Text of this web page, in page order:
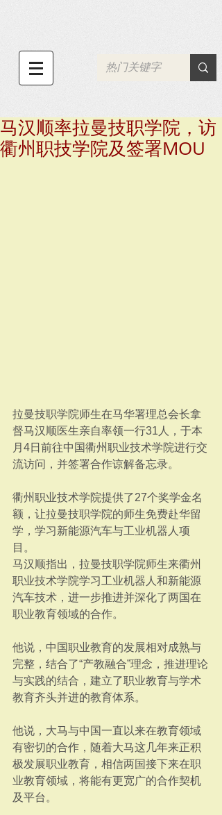
马汉顺率拉曼技职学院，访
衢州职技学院及签署MOU
拉曼技职学院师生在马华署理总会长拿
督马汉顺医生亲自率领一行31人，于本
月4日前往中国衢州职业技术学院进行交
流访问，并签署合作谅解备忘录。
衢州职业技术学院提供了27个奖学金名
额，让拉曼技职学院的师生免费赴华留
学，学习新能源汽车与工业机器人项
目。
马汉顺指出，拉曼技职学院师生来衢州
职业技术学院学习工业机器人和新能源
汽车技术，进一步推进并深化了两国在
职业教育领域的合作。
他说，中国职业教育的发展相对成熟与
完整，结合了“产教融合”理念，推进理论
与实践的结合，建立了职业教育与学术
教育齐头并进的教育体系。
他说，大马与中国一直以来在教育领域
有密切的合作，随着大马这几年来正积
极发展职业教育，相信两国接下来在职
业教育领域，将能有更宽广的合作契机
及平台。